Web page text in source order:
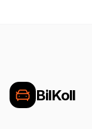
BilKoll